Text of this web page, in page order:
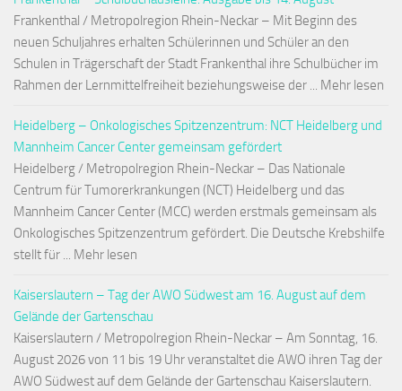
Frankenthal / Metropolregion Rhein-Neckar – Mit Beginn des
neuen Schuljahres erhalten Schülerinnen und Schüler an den
Schulen in Trägerschaft der Stadt Frankenthal ihre Schulbücher im
Rahmen der Lernmittelfreiheit beziehungsweise der ... Mehr lesen
Heidelberg – Onkologisches Spitzenzentrum: NCT Heidelberg und
Mannheim Cancer Center gemeinsam gefördert
Heidelberg / Metropolregion Rhein-Neckar – Das Nationale
Centrum für Tumorerkrankungen (NCT) Heidelberg und das
Mannheim Cancer Center (MCC) werden erstmals gemeinsam als
Onkologisches Spitzenzentrum gefördert. Die Deutsche Krebshilfe
stellt für ... Mehr lesen
Kaiserslautern – Tag der AWO Südwest am 16. August auf dem
Gelände der Gartenschau
Kaiserslautern / Metropolregion Rhein-Neckar – Am Sonntag, 16.
August 2026 von 11 bis 19 Uhr veranstaltet die AWO ihren Tag der
AWO Südwest auf dem Gelände der Gartenschau Kaiserslautern.